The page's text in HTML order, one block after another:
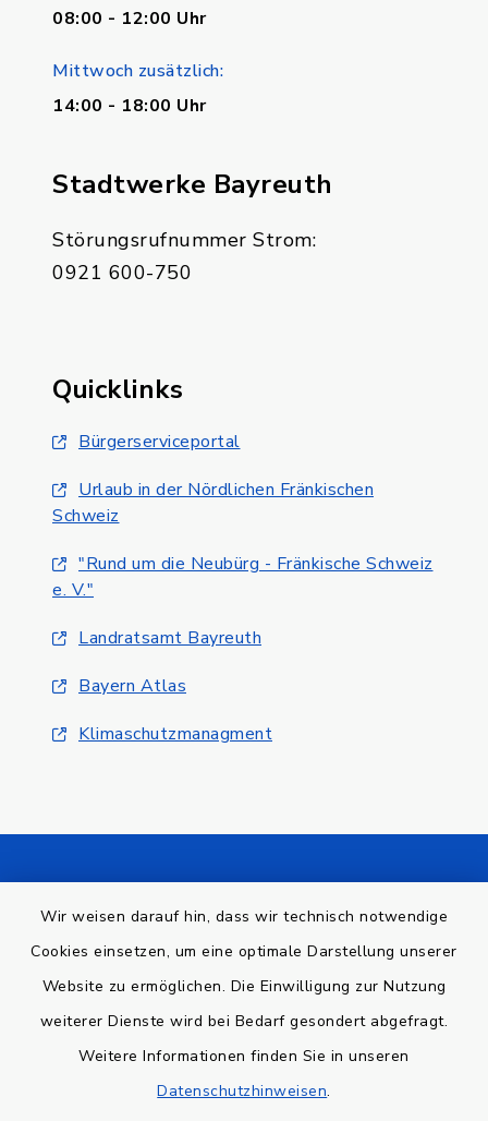
Wir weisen darauf hin, dass wir technisch notwendige
Cookies einsetzen, um eine optimale Darstellung unserer
Website zu ermöglichen. Die Einwilligung zur Nutzung
weiterer Dienste wird bei Bedarf gesondert abgefragt.
Weitere Informationen finden Sie in unseren
Datenschutzhinweisen.
08:00 - 12:00 Uhr
Mittwoch zusätzlich:
14:00 - 18:00 Uhr
Stadtwerke Bayreuth
Störungsrufnummer Strom:
0921 600-750
Quicklinks
Bürgerserviceportal
Urlaub in der Nördlichen Fränkischen
Schweiz
"Rund um die Neubürg - Fränkische Schweiz
e. V."
Landratsamt Bayreuth
Bayern Atlas
Klimaschutzmanagment
Barrierefreiheit
Datenschutz
Impressum